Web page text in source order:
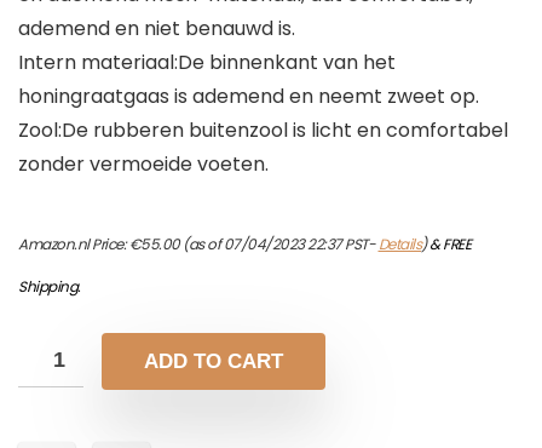
ademend en niet benauwd is.
Intern materiaal:De binnenkant van het
honingraatgaas is ademend en neemt zweet op.
Zool:De rubberen buitenzool is licht en comfortabel
zonder vermoeide voeten.
Amazon.nl Price:€55.00(as of 07/04/2023 22:37 PST-Details)&FREE
Shipping.
ADD TO CART